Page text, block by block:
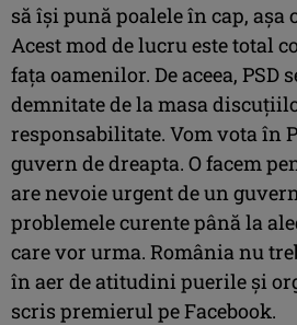
să îşi pună poalele în cap, aşa
Acest mod de lucru este total
faţa oamenilor. De aceea, PSD
demnitate de la masa
responsabilitate. Vom vota în
guvern de dreapta. O facem
are nevoie urgent de un
problemele curente până la
care vor urma. România nu
în aer de atitudini puerile şi
scris premierul pe Facebook.